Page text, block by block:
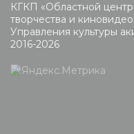
КГКП «Областной
творчества и
Управления культуры
2016-2026